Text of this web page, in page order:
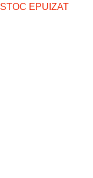
STOC EPUIZAT